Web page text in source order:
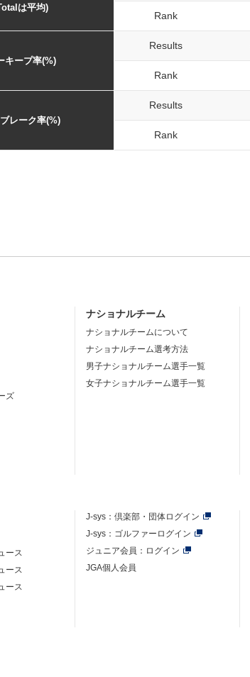
は平均)
Rank
キープ率(%)
Results
Rank
レーク率(%)
Results
Rank
ズ
ナショナルチーム
ナショナルチームについて
ナショナルチーム選考方法
男子ナショナルチーム選手一覧
女子ナショナルチーム選手一覧
ース
ース
ース
J-sys： 倶楽部・団体ログイン
J-sys：ゴルファーログイン
ジュニア会員：ログイン
JGA個人会員